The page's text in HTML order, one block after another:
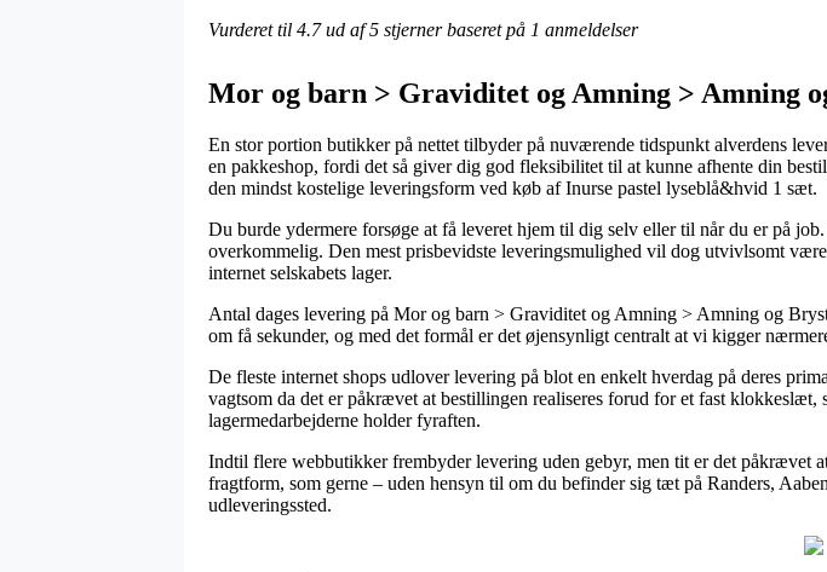
Vurderet til 4.7ud af 5 stjerner baseret på 1 anmeldelser
Mor og barn > Graviditet og Amning > Amning
En stor portion butikker på nettet tilbyder på nuværende tidspunkt alverdens
en pakkeshop, fordi det så giver dig god fleksibilitet til at kunne afhente din
den mindst kostelige leveringsform ved køb af Inurse pastel lyseblå&hvid 1 sæt.
Du burde ydermere forsøge at få leveret hjem til dig selv eller til når du er på
overkommelig. Den mest prisbevidste leveringsmulighed vil dog utvivlsomt
internet selskabets lager.
Antal dages levering på Mor og barn > Graviditet og Amning > Amning og
om få sekunder, og med det formål er det øjensynligt centralt at vi kigger
De fleste internet shops udlover levering på blot en enkelt hverdag på deres
vagtsom da det er påkrævet at bestillingen realiseres forud for et fast
lagermedarbejderne holder fyraften.
Indtil flere webbutikker frembyder levering uden gebyr, men tit er det påkrævet
fragtform, som gerne – uden hensyn til om du befinder sig tæt på Randers,
udleveringssted.